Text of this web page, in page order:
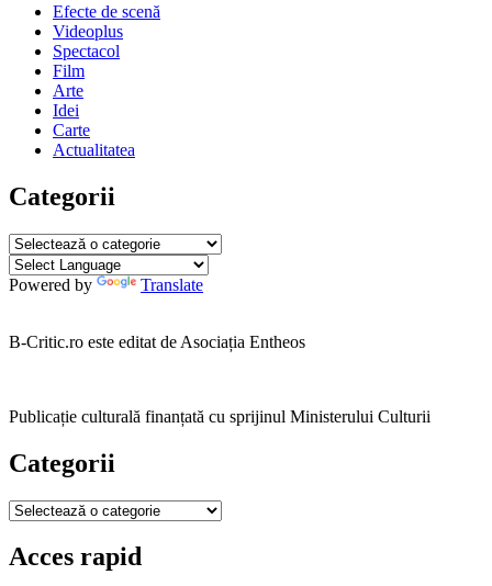
Efecte de scenă
Videoplus
Spectacol
Film
Arte
Idei
Carte
Actualitatea
Categorii
Categorii
Powered by Translate
B-Critic.ro este editat de Asociația Entheos
Publicație culturală finanțată cu sprijinul Ministerului Culturii
Categorii
Categorii
Acces rapid